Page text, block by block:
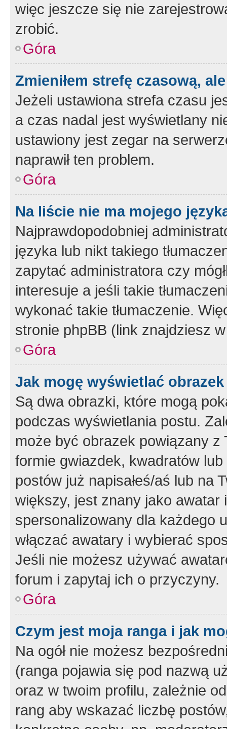
więc jeszcze się nie
zrobić.
Góra
Zmieniłem strefę czasową,
Jeżeli ustawiona strefa czasu
a czas nadal jest wyświetlany
ustawiony jest zegar na
naprawił ten problem.
Góra
Na liście nie ma mojego
Najprawdopodobniej
języka lub nikt takiego
zapytać administratora czy
interesuje a jeśli takie
wykonać takie tłumaczenie.
stronie phpBB (link znajdziesz
Góra
Jak mogę wyświetlać
Są dwa obrazki, które mogą
podczas wyświetlania postu.
może być obrazek powiązany z
formie gwiazdek, kwadratów
postów już napisałeś/aś lub na
większy, jest znany jako
spersonalizowany dla każdego
włączać awatary i wybierać
Jeśli nie możesz używać
forum i zapytaj ich o przyczyny.
Góra
Czym jest moja ranga i jak
Na ogół nie możesz
(ranga pojawia się pod nazwą
oraz w twoim profilu, zależnie
rang aby wskazać liczbę